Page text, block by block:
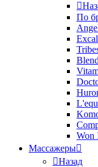
По
Won
Массажеры
Назад